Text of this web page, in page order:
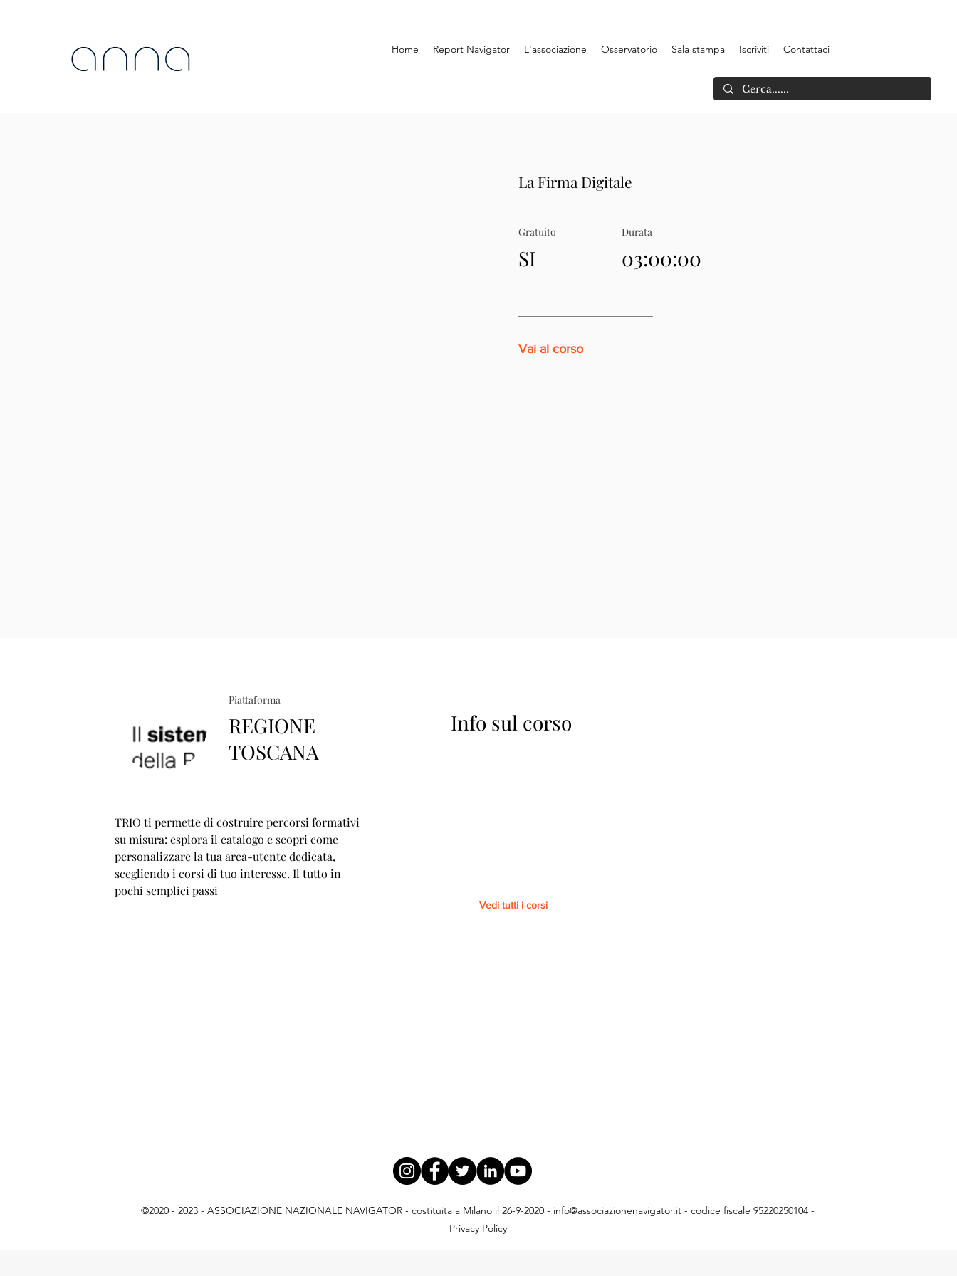
Home Report Navigator L'associazione Osservatorio Sala stampa Iscriviti Contattaci
La Firma Digitale
Gratuito
SI
Durata
03:00:00
Vai al corso
Piattaforma
REGIONE
TOSCANA
TRIO ti permette di costruire percorsi formativi
su misura: esplora il catalogo e scopri come
personalizzare la tua area-utente dedicata,
scegliendo i corsi di tuo interesse. Il tutto in
pochi semplici passi
Info sul corso
Vedi tutti i corsi
©2020 - 2023 - ASSOCIAZIONE NAZIONALE NAVIGATOR - costituita a Milano il 26-9-2020 - info@associazionenavigator.it - codice fiscale 95220250104 -
Privacy Policy